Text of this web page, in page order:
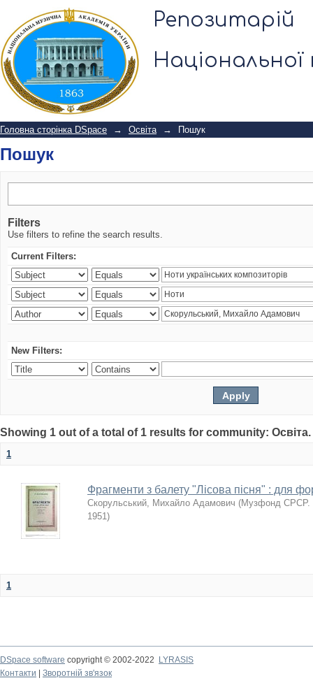
Репозитарій
Національної
Пошук
Головна сторінка DSpace → Освіта → Пошук
Пошук
Filters
Use filters to refine the search results.
Current Filters:
New Filters:
Showing 1 out of a total of 1 results for community: Освіта.
1
Фрагменти з балету "Лісова пісня" : для
Скорульський, Михайло Адамович (Музфонд СРСР.
1951)
1
DSpace software copyright © 2002-2022
LYRASIS
Контакти
Зворотній зв'язок